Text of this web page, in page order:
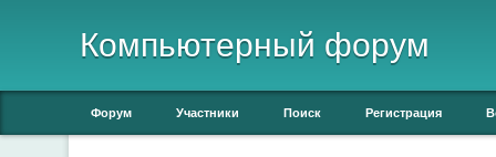
Компьютерный форум
Форум Участники Поиск Регистрация